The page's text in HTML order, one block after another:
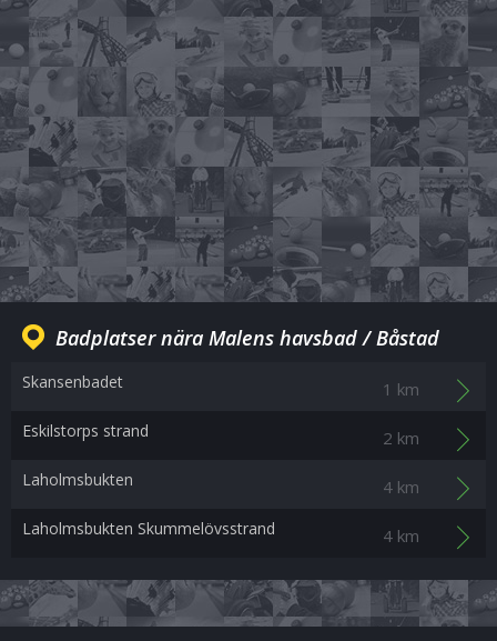
Badplatser nära Malens havsbad / Båstad
Skansenbadet 1 km
Eskilstorps strand 2 km
Laholmsbukten 4 km
Laholmsbukten Skummelövsstrand 4 km